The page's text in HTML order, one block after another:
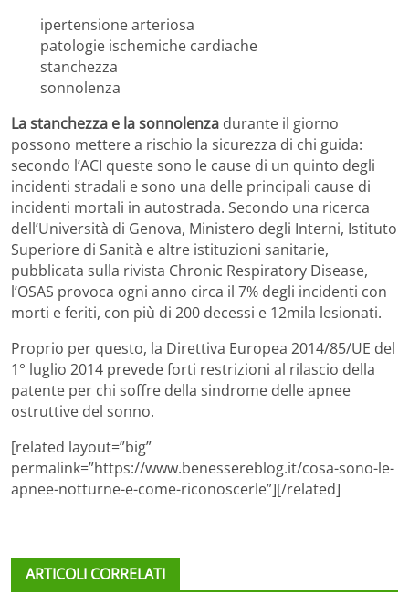
ipertensione arteriosa
patologie ischemiche cardiache
stanchezza
sonnolenza
La stanchezza e la sonnolenza durante il giorno
possono mettere a rischio la sicurezza di chi guida:
secondo l’ACI queste sono le cause di un quinto degli
incidenti stradali e sono una delle principali cause di
incidenti mortali in autostrada. Secondo una ricerca
dell’Università di Genova, Ministero degli Interni, Istituto
Superiore di Sanità e altre istituzioni sanitarie,
pubblicata sulla rivista Chronic Respiratory Disease,
l’OSAS provoca ogni anno circa il 7% degli incidenti con
morti e feriti, con più di 200 decessi e 12mila lesionati.
Proprio per questo, la Direttiva Europea 2014/85/UE del
1° luglio 2014 prevede forti restrizioni al rilascio della
patente per chi soffre della sindrome delle apnee
ostruttive del sonno.
[related layout=”big”
permalink=”https://www.benessereblog.it/cosa-sono-le-
apnee-notturne-e-come-riconoscerle”][/related]
ARTICOLI CORRELATI